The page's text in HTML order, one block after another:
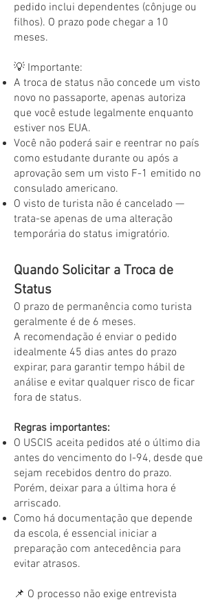
pedido inclui dependentes (cônjuge ou
filhos). O prazo pode chegar a 10
meses.
💡 Importante:
A troca de status não concede um visto
novo no passaporte, apenas autoriza
que você estude legalmente enquanto
estiver nos EUA.
Você não poderá sair e reentrar no país
como estudante durante ou após a
aprovação sem um visto F-1 emitido no
consulado americano.
O visto de turista não é cancelado —
trata-se apenas de uma alteração
temporária do status imigratório.
Quando Solicitar a Troca de
Status
O prazo de permanência como turista
geralmente é de 6 meses.
A recomendação é enviar o pedido
idealmente 45 dias antes do prazo
expirar, para garantir tempo hábil de
análise e evitar qualquer risco de ficar
fora de status.
Regras importantes:
O USCIS aceita pedidos até o último dia
antes do vencimento do I-94, desde que
sejam recebidos dentro do prazo.
Porém, deixar para a última hora é
arriscado.
Como há documentação que depende
da escola, é essencial iniciar a
preparação com antecedência para
evitar atrasos.
📌 O processo não exige entrevista